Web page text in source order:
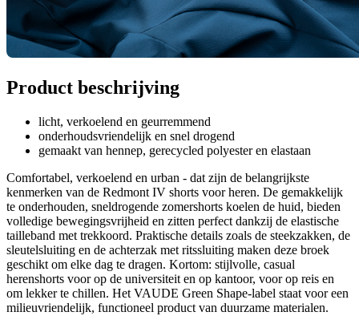
Product beschrijving
licht, verkoelend en geurremmend
onderhoudsvriendelijk en snel drogend
gemaakt van hennep, gerecycled polyester en elastaan
Comfortabel, verkoelend en urban - dat zijn de belangrijkste
kenmerken van de Redmont IV shorts voor heren. De gemakkelijk
te onderhouden, sneldrogende zomershorts koelen de huid, bieden
volledige bewegingsvrijheid en zitten perfect dankzij de elastische
tailleband met trekkoord. Praktische details zoals de steekzakken, de
sleutelsluiting en de achterzak met ritssluiting maken deze broek
geschikt om elke dag te dragen. Kortom: stijlvolle, casual
herenshorts voor op de universiteit en op kantoor, voor op reis en
om lekker te chillen. Het VAUDE Green Shape-label staat voor een
milieuvriendelijk, functioneel product van duurzame materialen.